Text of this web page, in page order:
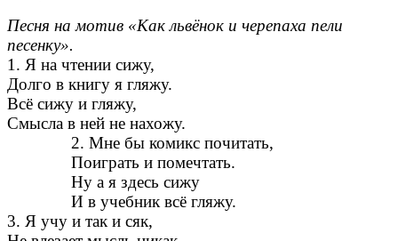
Песня на мотив «Как львёнок и черепаха пели
песенку».
1. Я на чтении сижу,
Долго в книгу я гляжу.
Всё сижу и гляжу,
Смысла в ней не нахожу.
2. Мне бы комикс почитать,
Поиграть и помечтать.
Ну а я здесь сижу
И в учебник всё гляжу.
3. Я учу и так и сяк,